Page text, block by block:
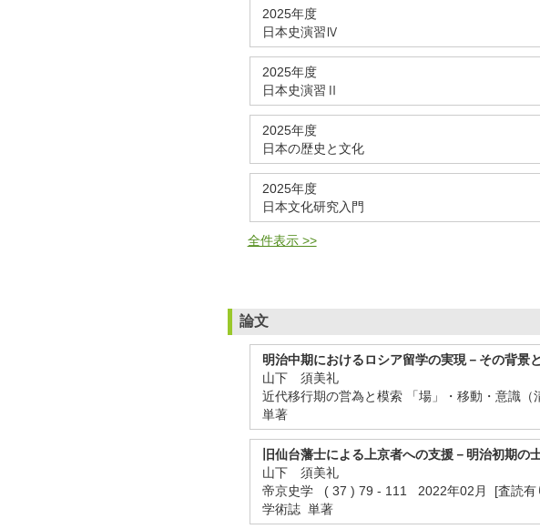
2025年度
日本史演習Ⅳ
2025年度
日本史演習Ⅱ
2025年度
日本の歴史と文化
2025年度
日本文化研究入門
全件表示 >>
論文
明治中期におけるロシア留学の実現－その背景
山下 須美礼
近代移行期の営為と模索 「場」・移動・意
単著
旧仙台藩士による上京者への支援－明治初期の
山下 須美礼
帝京史学 ( 37 ) 79 - 111 2022年02月 [査読有
学術誌 単著